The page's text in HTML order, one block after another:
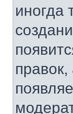
иногда